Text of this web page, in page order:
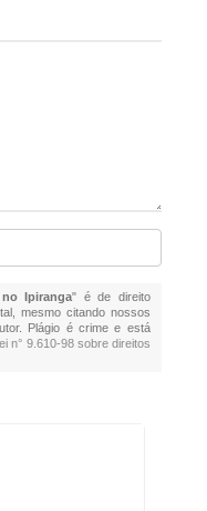
Ipiranga" é de direito
mesmo citando nossos
Plágio é crime e está
n° 9.610-98 sobre direitos